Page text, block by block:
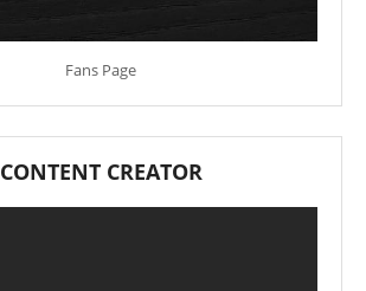
Fans Page
CONTENT CREATOR